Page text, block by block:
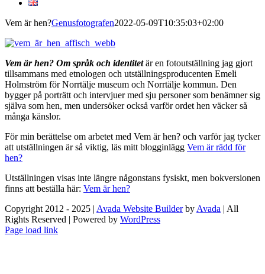
Vem är hen?Genusfotografen2022-05-09T10:35:03+02:00
Vem är hen? Om språk och identitet är en fotoutställning jag gjort
tillsammans med etnologen och utställningsproducenten Emeli
Holmström för Norrtälje museum och Norrtälje kommun. Den
bygger på porträtt och intervjuer med sju personer som benämner sig
själva som hen, men undersöker också varför ordet hen väcker så
många känslor.
För min berättelse om arbetet med Vem är hen? och varför jag tycker
att utställningen är så viktig, läs mitt blogginlägg Vem är rädd för
hen?
Utställningen visas inte längre någonstans fysiskt, men bokversionen
finns att beställa här: Vem är hen?
Copyright 2012 - 2025 | Avada Website Builderby Avada | All
Rights Reserved | Powered by WordPress
Facebook
X
Instagram
Pinterest
Page load link